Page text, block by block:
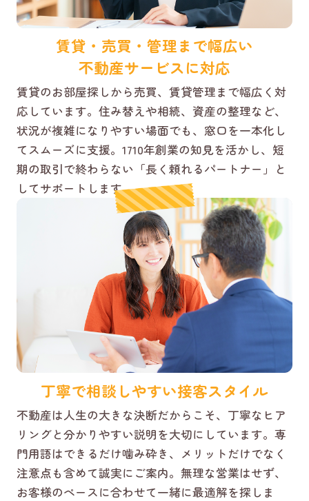
賃貸・売買・管理まで幅広い
不動産サービスに対応
賃貸のお部屋探しから売買、賃貸管理まで幅広く対
応しています。住み替えや相続、資産の整理など、
状況が複雑になりやすい場面でも、窓口を一本化し
てスムーズに支援。1710年創業の知見を活かし、短
期の取引で終わらない「長く頼れるパートナー」と
してサポートします。
丁寧で相談しやすい接客スタイル
不動産は人生の大きな決断だからこそ、丁寧なヒア
リングと分かりやすい説明を大切にしています。専
門用語はできるだけ噛み砕き、メリットだけでなく
注意点も含めて誠実にご案内。無理な営業はせず、
お客様のペースに合わせて一緒に最適解を探しま